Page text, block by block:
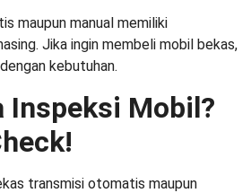
maupun manual memiliki
Jika ingin membeli mobil bekas,
kebutuhan.
Inspeksi Mobil?
transmisi otomatis maupun